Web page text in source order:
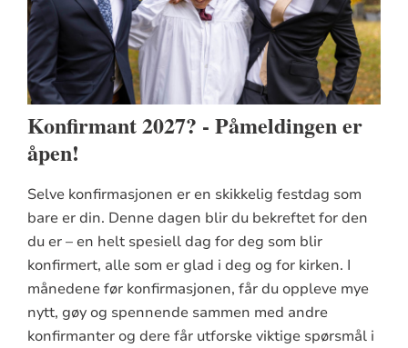
Konfirmant 2027? - Påmeldingen er
åpen!
Selve konfirmasjonen er en skikkelig festdag som
bare er din. Denne dagen blir du bekreftet for den
du er – en helt spesiell dag for deg som blir
konfirmert, alle som er glad i deg og for kirken. I
månedene før konfirmasjonen, får du oppleve mye
nytt, gøy og spennende sammen med andre
konfirmanter og dere får utforske viktige spørsmål i